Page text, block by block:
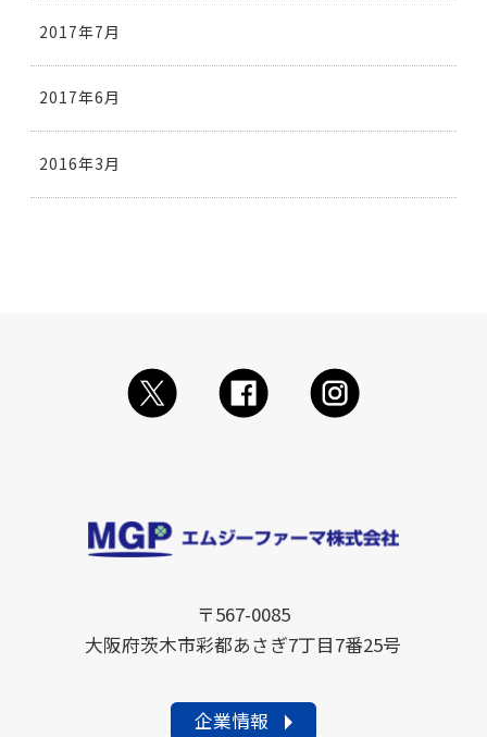
2017年7月
2017年6月
2016年3月
〒567-0085
大阪府茨木市彩都あさぎ7丁目7番25号
企業情報